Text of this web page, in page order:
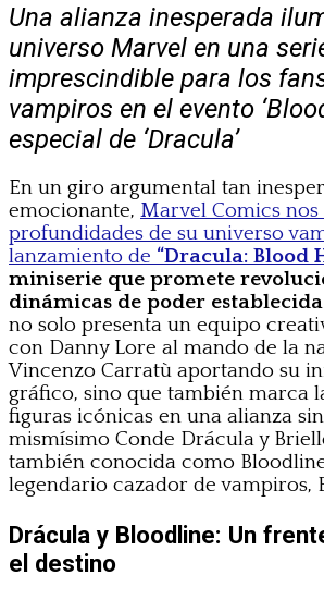
Una alianza inesperada
universo Marvel en una
imprescindible para los
vampiros en el evento
especial de ‘Dracula’
En un giro argumental tan
emocionante, Marvel Comics nos
profundidades de su universo
lanzamiento de “Dracula: Blood
miniserie que promete
dinámicas de poder
no solo presenta un equipo
con Danny Lore al mando de la
Vincenzo Carratù aportando su
gráfico, sino que también marca
figuras icónicas en una alianza
mismísimo Conde Drácula y
también conocida como
legendario cazador de vampiros,
Drácula y Bloodline: Un
el destino